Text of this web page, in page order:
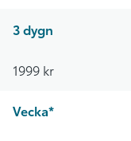
3 dygn
1999 kr
Vecka*